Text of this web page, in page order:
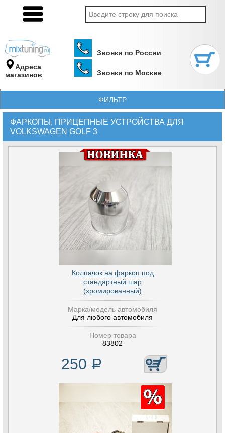
Адреса
магазинов
Звонки по России
Звонки по Москве
ФИЛЬТР
ФАРКОПЫ, ПРИЦЕПНЫЕ УСТРОЙСТВА ДЛЯ
VOLKSWAGEN GOLF 3
Колпачок на фаркоп под
стандартный шар
(хромированный)
Марка/модель автомобиля
Для любого автомобиля
Номер товара
83802
250 Р